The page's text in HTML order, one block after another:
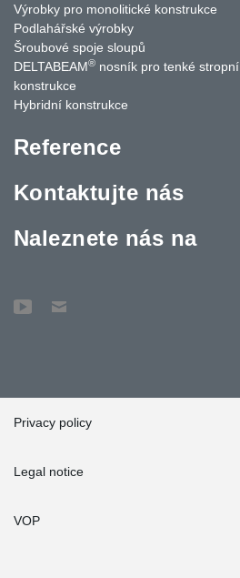
Výrobky pro monolitické konstrukce
Podlahářské výrobky
Šroubové spoje sloupů
DELTABEAM® nosník pro tenké stropní
konstrukce
Hybridní konstrukce
Reference
Kontaktujte nás
Naleznete nás na
Privacy policy
Legal notice
VOP